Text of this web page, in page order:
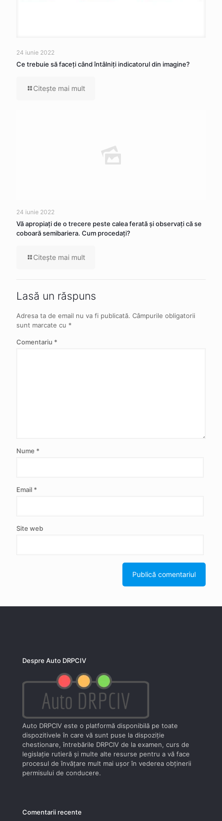
24 iunie 2022
Ce trebuie să faceţi când întâlniţi indicatorul din imagine?
Citeşte mai mult
24 iunie 2022
Vă apropiaţi de o trecere peste calea ferată şi observaţi că se
coboară semibariera. Cum procedaţi?
Citeşte mai mult
Lasă un răspuns
Adresa ta de email nu va fi publicată. Câmpurile obligatorii
sunt marcate cu *
Comentariu *
Nume *
Email *
Site web
Despre Auto DRPCIV
Auto DRPCIV este o platformă disponibilă pe toate
dispozitivele în care vă sunt puse la dispoziţie
chestionare, întrebările DRPCIV de la examen, curs de
legislaţie rutieră şi multe alte resurse pentru a vă face
procesul de învăţare mult mai uşor în vederea obţinerii
permisului de conducere.
Comentarii recente